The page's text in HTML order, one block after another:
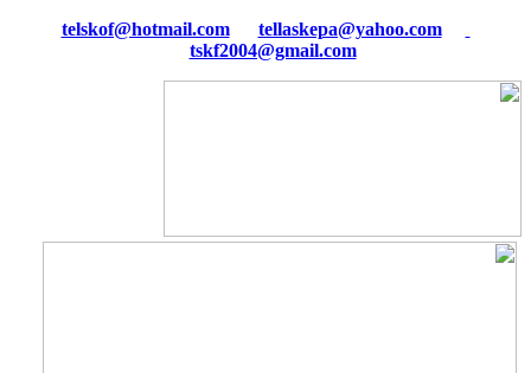
tellaskepa@yahoo.com
tskf2004@gmail.com